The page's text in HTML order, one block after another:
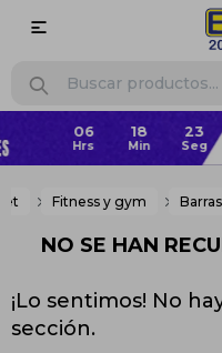

Fitness y gym
NO SE HAN
¡Lo sentimos! No
sección.